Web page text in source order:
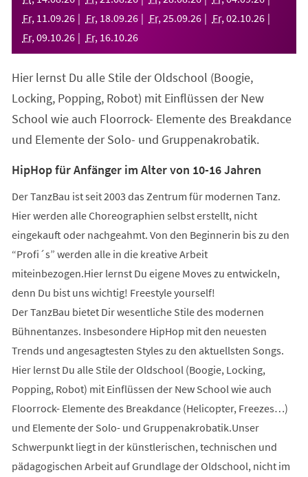
Tab)
Fr, 11 .09.26 Fr, 18.09.26 Fr, 25.09.26 Fr, 02.10.26
Fr, 09.10.26 Fr, 16.10.26
Hier lernst Du alle Stile der Oldschool (Boogie,
Locking, Popping, Robot) mit Einflüssen der New
School wie auch Floorrock- Elemente des Breakdance
und Elemente der Solo- und Gruppenakrobatik.
HipHop für Anfänger im Alter von 10-16 Jahren
Der TanzBau ist seit 2003 das Zentrum für modernen Tanz.
Hier werden alle Choreographien selbst erstellt, nicht
eingekauft oder nachgeahmt. Von den Beginnerin bis zu den
“Profi´s” werden alle in die kreative Arbeit
miteinbezogen.Hier lernst Du eigene Moves zu entwickeln,
denn Du bist uns wichtig! Freestyle yourself!
Der TanzBau bietet Dir wesentliche Stile des modernen
Bühnentanzes. Insbesondere HipHop mit den neuesten
Trends und angesagtesten Styles zu den aktuellsten Songs.
Hier lernst Du alle Stile der Oldschool (Boogie, Locking,
Popping, Robot) mit Einflüssen der New School wie auch
Floorrock- Elemente des Breakdance (Helicopter, Freezes…)
und Elemente der Solo- und Gruppenakrobatik.Unser
Schwerpunkt liegt in der künstlerischen, technischen und
pädagogischen Arbeit auf Grundlage der Oldschool, nicht im